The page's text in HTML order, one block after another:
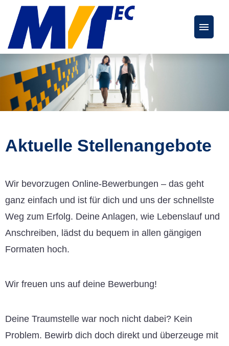
Deutsch Englisch
Stellenangebote
FAQs
Karriereseite
Aktuelle Stellenangebote
Wir bevorzugen Online-Bewerbungen – das geht
ganz einfach und ist für dich und uns der schnellste
Weg zum Erfolg. Deine Anlagen, wie Lebenslauf und
Anschreiben, lädst du bequem in allen gängigen
Formaten hoch.
Wir freuen uns auf deine Bewerbung!
Deine Traumstelle war noch nicht dabei? Kein
Problem. Bewirb dich doch direkt und überzeuge mit